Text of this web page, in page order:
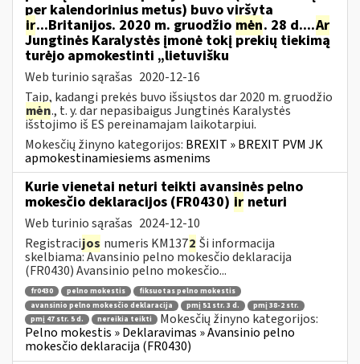
per kalendorinius metus) buvo viršyta
ir...Britanijos. 2020 m. gruodžio mėn. 28 d....Ar
Jungtinės Karalystės įmonė tokį prekių tiekimą
turėjo apmokestinti „lietuvišku
Web turinio sąrašas 2020-12-16
Taip, kadangi prekės buvo išsiųstos dar 2020 m. gruodžio
mėn., t. y. dar nepasibaigus Jungtinės Karalystės
išstojimo iš ES pereinamajam laikotarpiui.
Mokesčių žinyno kategorijos: BREXIT » BREXIT PVM JK
apmokestinamiesiems asmenims
Kurie vienetai neturi teikti avansinės pelno
mokesčio deklaracijos (FR0430) ir neturi
Web turinio sąrašas 2024-12-10
Registracijos numeris KM1372 Ši informacija
skelbiama: Avansinio pelno mokesčio deklaracija
(FR0430) Avansinio pelno mokesčio...
fr0430 pelno mokestis
fiksuotas pelno mokestis
avansinio pelno mokesčio deklaracija
pmį 51 str. 3 d.
pmį 38-2 str.
pmį 47 str. 5 d.
nereikia teikti
Mokesčių žinyno kategorijos:
Pelno mokestis » Deklaravimas » Avansinio pelno
mokesčio deklaracija (FR0430)